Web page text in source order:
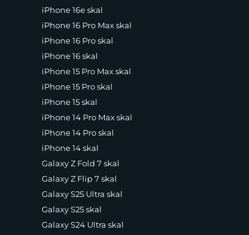
iPhone 16e skal
iPhone 16 Pro Max skal
iPhone 16 Pro skal
iPhone 16 skal
iPhone 15 Pro Max skal
iPhone 15 Pro skal
iPhone 15 skal
iPhone 14 Pro Max skal
iPhone 14 Pro skal
iPhone 14 skal
Galaxy Z Fold 7 skal
Galaxy Z Flip 7 skal
Galaxy S25 Ultra skal
Galaxy S25 skal
Galaxy S24 Ultra skal